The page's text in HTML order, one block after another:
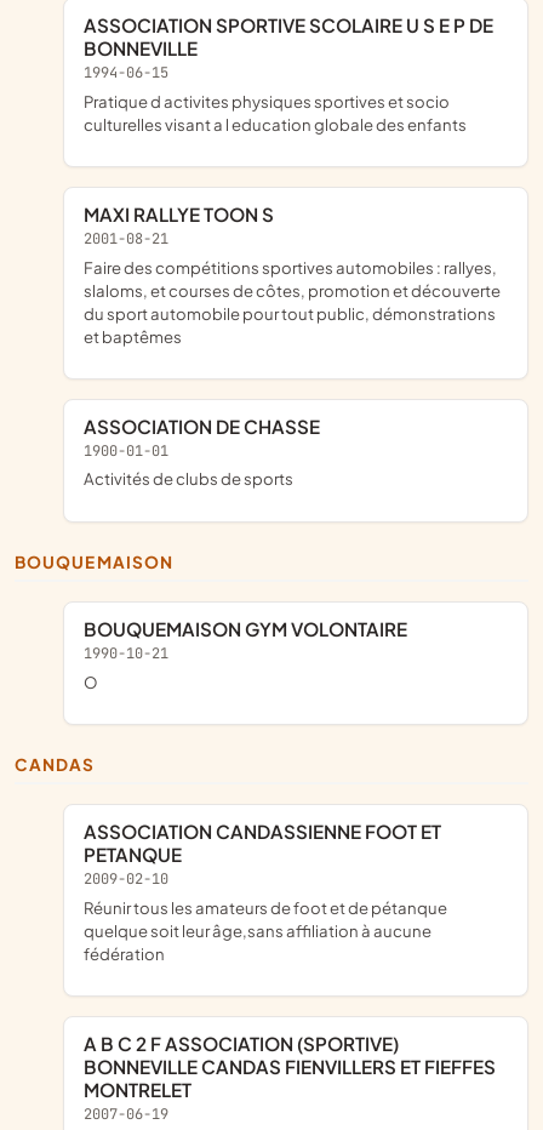
ASSOCIATION SPORTIVE SCOLAIRE U S E P DE
BONNEVILLE
1994-06-15
pratique d activites physiques sportives et socio
culturelles visant a l education globale des enfants
MAXI RALLYE TOON S
2001-08-21
faire des compétitions sportives automobiles : rallyes,
slaloms, et courses de côtes, promotion et découverte
du sport automobile pour tout public, démonstrations
et baptêmes
ASSOCIATION DE CHASSE
1900-01-01
Activités de clubs de sports
BOUQUEMAISON
BOUQUEMAISON GYM VOLONTAIRE
1990-10-21
o
CANDAS
ASSOCIATION CANDASSIENNE FOOT ET
PETANQUE
2009-02-10
réunir tous les amateurs de foot et de pétanque
quelque soit leur âge,sans affiliation à aucune
fédération
A B C 2 F ASSOCIATION (SPORTIVE)
BONNEVILLE CANDAS FIENVILLERS ET FIEFFES
MONTRELET
2007-06-19